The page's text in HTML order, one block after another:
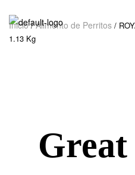
Inicio/Alimento de Perritos /
1.13 Kg